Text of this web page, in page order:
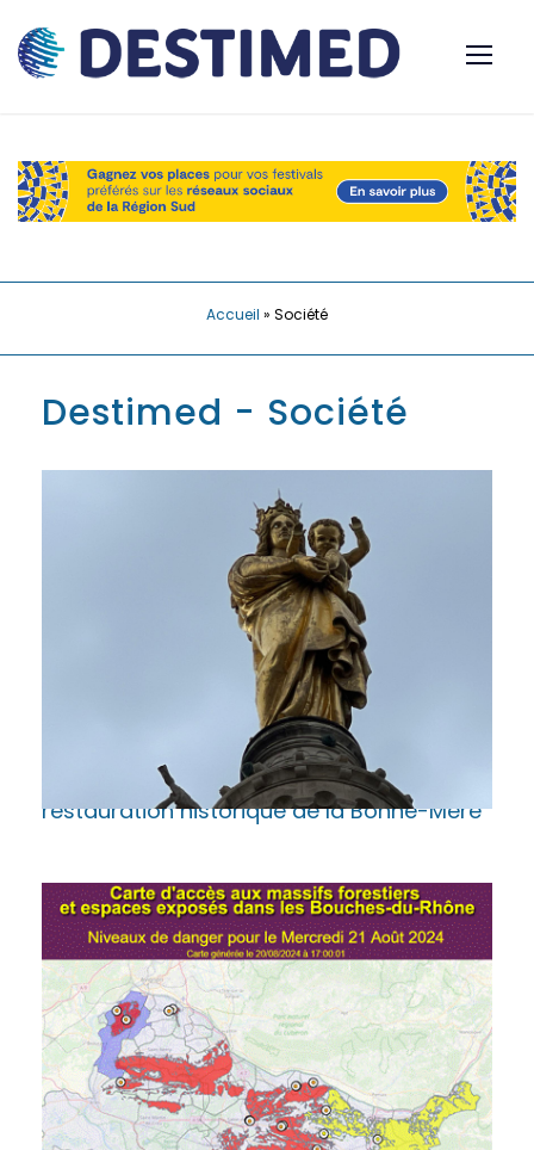
Accueil » Société
Destimed - Société
Marseille. 800 000 euros collectés pour la
restauration historique de la Bonne-Mère